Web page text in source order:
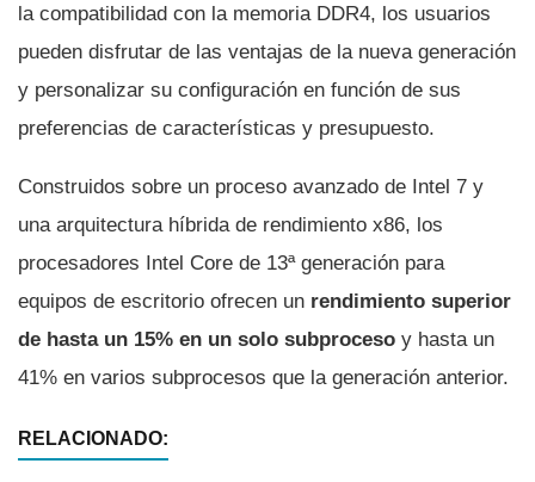
la compatibilidad con la memoria DDR4, los usuarios
pueden disfrutar de las ventajas de la nueva generación
y personalizar su configuración en función de sus
preferencias de características y presupuesto.
Construidos sobre un proceso avanzado de Intel 7 y
una arquitectura híbrida de rendimiento x86, los
procesadores Intel Core de 13ª generación para
equipos de escritorio ofrecen un rendimiento superior
de hasta un 15% en un solo subproceso y hasta un
41% en varios subprocesos que la generación anterior.
RELACIONADO: